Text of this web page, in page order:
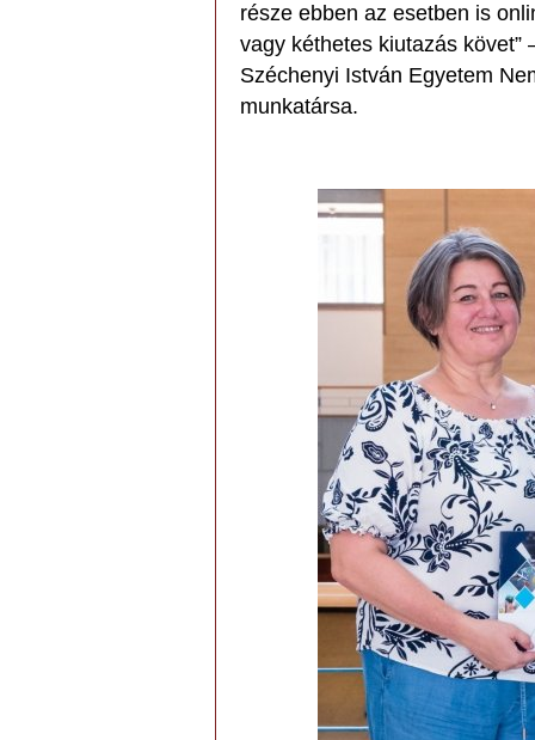
része ebben az esetben is
vagy kéthetes kiutazás
Széchenyi István Egyetem
munkatársa.